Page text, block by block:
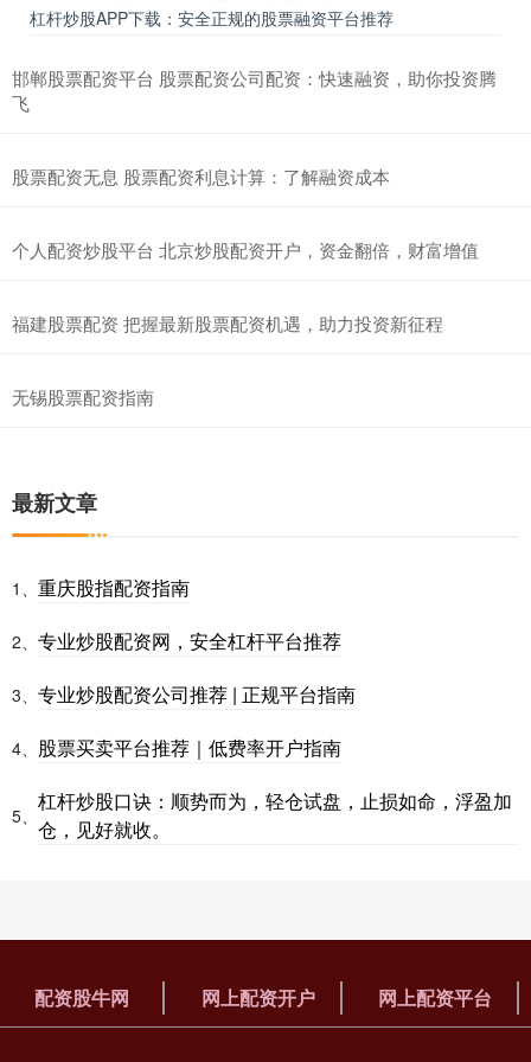
杠杆炒股APP下载：安全正规的股票融资平台推荐
邯郸股票配资平台 股票配资公司配资：快速融资，助你投资腾
飞
股票配资无息 股票配资利息计算：了解融资成本
个人配资炒股平台 北京炒股配资开户，资金翻倍，财富增值
福建股票配资 把握最新股票配资机遇，助力投资新征程
无锡股票配资指南
最新文章
1、 重庆股指配资指南
2、 专业炒股配资网，安全杠杆平台推荐
3、 专业炒股配资公司推荐 | 正规平台指南
4、 股票买卖平台推荐｜低费率开户指南
5、
杠杆炒股口诀：顺势而为，轻仓试盘，止损如命，浮盈加
仓，见好就收。
配资股牛网 网上配资开户 网上配资平台